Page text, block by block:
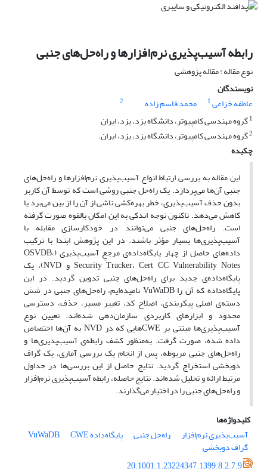
رابطه‌ آسیب‌پذیری نرم‌افزارها و راه‌حل‌های جنبی
نوع مقاله : مقاله پژوهشی
نویسندگان
عاطفه خزاعی1 محمد قاسم زاده
2
1گروه مهندسی کامپیوتر، دانشگاه یزد، یزد، ایران
2گروه مهندسی کامپیوتر، دانشگاه یزد، یزد، ایران.
چکیده
این مقاله به بررسی ارتباط انواع آسیب‌پذیری نرم‌افزارها و راه‌حل‌های
جنبی آن‌ها می‌پردازد. یک راه‌حل‌ جنبی روشی است که توسط آن کاربر
بدون حذف آسیب‌پذیری، خطر بهره‌کشی ناشی از آن را از بین می‌برد یا
کاهش می‌دهد. تاکنون توجه اندکی به این امکانِ بالقوه صورت گرفته
است. راه‌حل‌های جنبی می‌توانند در خودکارسازی مقابله با
آسیب‌پذیری‌ها بسیار مؤثر باشند. در این پژوهش ابتدا با ترکیب
داده‌های حاصل از چهار پایگاه‌داده‌ی مرجعِ آسیب‌پذیری‌ (OSVDB،
Security Tracker، Cert CC Vulnerability Notes و NVD)، یک
پایگاه‌داده‌ی جدید برای راه‌حل‌های جنبی تدوین گردید. در این
پایگاه‌داده‌ که آن را VuWaDB نامیده‌ایم، راه‌حل‌های جنبی در شش
دسته‌ی اصلی پیکربندی، اصلاح کد، تغییر مسیر، حذف، دسترسی
محدود و ابزارهای کاربردی سازمان‌دهی شده‌اند. تعیین نوع
آسیب‌پذیری‌ها مبتنی بر CWEهایی که در NVD به آن‌ها اختصاص
داده شده، صورت گرفت. به‌منظور کشف رابطه‌ی آسیب‌پذیری‌ها و
راه‌حل‌های جنبی مربوطه، پس از انجام یک بررسی‌ آماری، یک گراف
دوبخشی استخراج گردید. نتایج حاصل از این بررسی‌ها در جداول
مرتبط ارائه و تحلیل شده‌اند. نتایج حاصله، رابطه آسیب‌پذیری نرم‌افزار
و راه‌حل‌های جنبی را در اختیار می‌گذارند.
کلیدواژه‌ها
آسیب‌پذیری‌ نرم‌افزار
راه‌حل جنبی پایگاه‌داده VuWaDBCWE
گراف دوبخشی
20.1001.1.23224347.1399.8.2.7.9